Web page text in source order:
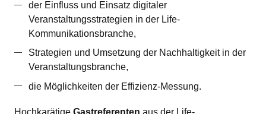
der Einfluss und Einsatz digitaler
Veranstaltungsstrategien in der Life-
Kommunikationsbranche,
Strategien und Umsetzung der Nachhaltigkeit in der
Veranstaltungsbranche,
die Möglichkeiten der Effizienz-Messung.
HochkarätigeGastreferentenaus der Life-